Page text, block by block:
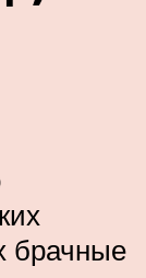
брачные